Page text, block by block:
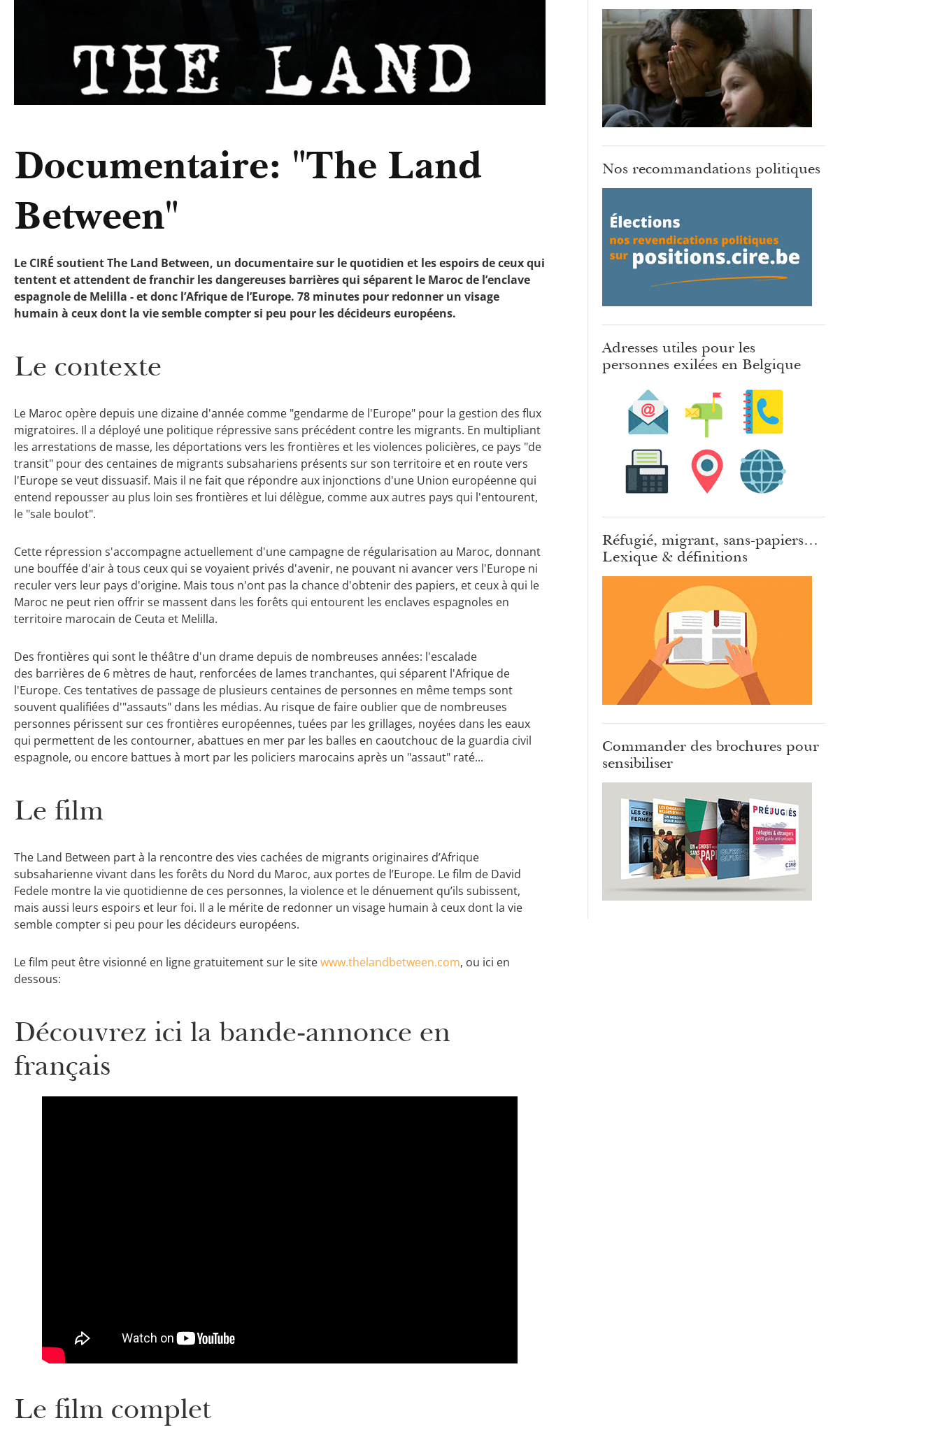
Documentaire: "The Land
Between"
Le CIRÉ soutient The Land Between, un documentaire sur le quotidien et les espoirs de ceux qui
tentent et attendent de franchir les dangereuses barrières qui séparent le Maroc de l’enclave
espagnole de Melilla - et donc l’Afrique de l’Europe. 78 minutes pour redonner un visage
humain à ceux dont la vie semble compter si peu pour les décideurs européens.
Le contexte
Le Maroc opère depuis une dizaine d'année comme "gendarme de l'Europe" pour la gestion des flux
migratoires. Il a déployé une politique répressive sans précédent contre les migrants. En multipliant
les arrestations de masse, les déportations vers les frontières et les violences policières, ce pays "de
transit" pour des centaines de migrants subsahariens présents sur son territoire et en route vers
l'Europe se veut dissuasif. Mais il ne fait que répondre aux injonctions d'une Union européenne qui
entend repousser au plus loin ses frontières et lui délègue, comme aux autres pays qui l'entourent,
le "sale boulot".
Cette répression s'accompagne actuellement d'une campagne de régularisation au Maroc, donnant
une bouffée d'air à tous ceux qui se voyaient privés d'avenir, ne pouvant ni avancer vers l'Europe ni
reculer vers leur pays d'origine. Mais tous n'ont pas la chance d'obtenir des papiers, et ceux à qui le
Maroc ne peut rien offrir se massent dans les forêts qui entourent les enclaves espagnoles en
territoire marocain de Ceuta et Melilla.
Des frontières qui sont le théâtre d'un drame depuis de nombreuses années: l'escalade
des barrières de 6 mètres de haut, renforcées de lames tranchantes, qui séparent l'Afrique de
l'Europe. Ces tentatives de passage de plusieurs centaines de personnes en même temps sont
souvent qualifiées d'"assauts" dans les médias. Au risque de faire oublier que de nombreuses
personnes périssent sur ces frontières européennes, tuées par les grillages, noyées dans les eaux
qui permettent de les contourner, abattues en mer par les balles en caoutchouc de la guardia civil
espagnole, ou encore battues à mort par les policiers marocains après un "assaut" raté...
Le film
The Land Between part à la rencontre des vies cachées de migrants originaires d’Afrique
subsaharienne vivant dans les forêts du Nord du Maroc, aux portes de l’Europe. Le film de David
Fedele montre la vie quotidienne de ces personnes, la violence et le dénuement qu’ils subissent,
mais aussi leurs espoirs et leur foi. Il a le mérite de redonner un visage humain à ceux dont la vie
semble compter si peu pour les décideurs européens.
Le film peut être visionné en ligne gratuitement sur le sitewww.thelandbetween.com, ou ici en
dessous:
Découvrez ici la bande-annonce en
français
Le film complet
Nos recommandations politiques
Adresses utiles pour les
personnes exilées en Belgique
Réfugié, migrant, sans-papiers…
Lexique & définitions
Commander des brochures pour
sensibiliser